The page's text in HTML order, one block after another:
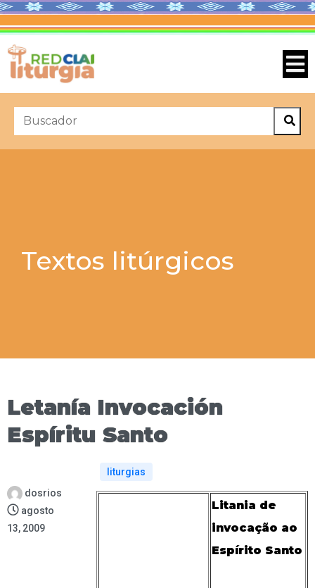
Textos litúrgicos
Letanía Invocación
Espíritu Santo
dosrios
agosto
13, 2009
liturgias
Litania de
invocação ao
Espírito Santo